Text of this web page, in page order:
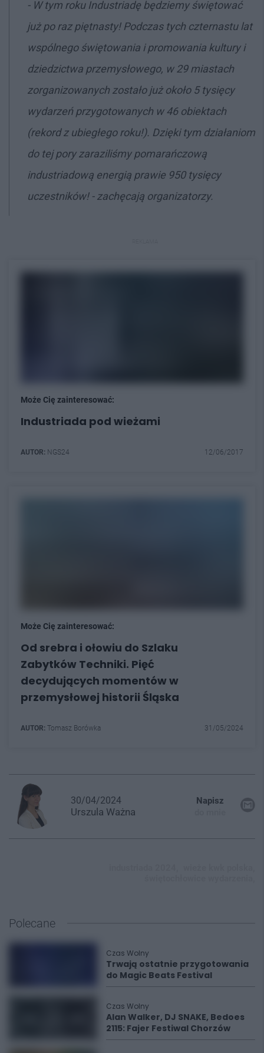
- W tym roku Industriadę będziemy świętować
już po raz piętnasty! Podczas tych czternastu lat
wspólnego świętowania i promowania kultury i
dziedzictwa przemysłowego, w 29 miastach
zorganizowanych zostało już około 5 tysięcy
wydarzeń przygotowanych w 46 obiektach
(rekord z ubiegłego roku!). Dzięki tym działaniom
do tej pory zaraziliśmy pomarańczową
industriadową energią prawie 950 tysięcy
uczestników! - zachęcają organizatorzy.
Może Cię zainteresować:
Industriada pod wieżami
AUTOR: NGS24 12/06/2017
Może Cię zainteresować:
Od srebra i ołowiu do Szlaku
Zabytków Techniki. Pięć
decydujących momentów w
przemysłowej historii Śląska
AUTOR: Tomasz Borówka 31/05/2024
30/04/2024
Urszula Ważna
Napisz
Polecane
Czas Wolny
Trwają ostatnie przygotowania
do Magic Beats Festival
Czas Wolny
Alan Walker, DJ SNAKE, Bedoes
2115: Fajer Festiwal Chorzów